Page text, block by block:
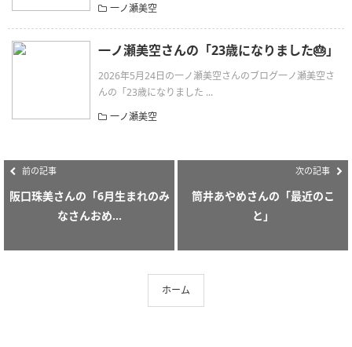
一ノ瀬美空
一ノ瀬美空さんの「23歳になりました🎂」
2026年5月24日の一ノ瀬美空さんのブログ一ノ瀬美空さ
んの「23歳になりました ...
一ノ瀬美空
前の記事
阪口珠美さんの「6月生まれのみ
なさんおめ...
次の記事
筒井あやめさんの「最近のこ
と」
ホーム